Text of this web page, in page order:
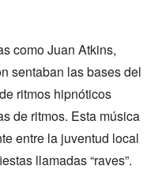
como Juan Atkins,
sentaban las bases del
ritmos hipnóticos
de ritmos. Esta música
entre la juventud local
llamadas “raves”.